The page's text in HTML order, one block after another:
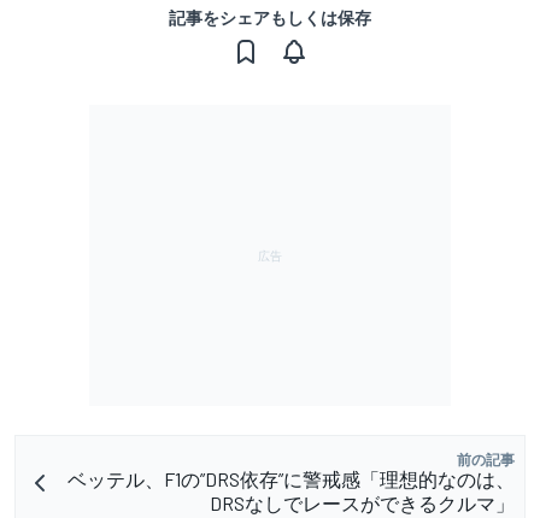
記事をシェアもしくは保存
前の記事
ベッテル、F1の”DRS依存”に警戒感「理想的なのは、
DRSなしでレースができるクルマ」